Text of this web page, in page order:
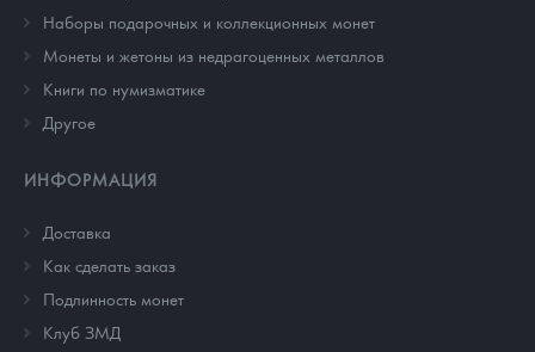
Наборы подарочных и коллекционных монет
Монеты и жетоны из недрагоценных металлов
Книги по нумизматике
Другое
ИНФОРМАЦИЯ
Доставка
Как сделать заказ
Подлинность монет
Клуб ЗМД